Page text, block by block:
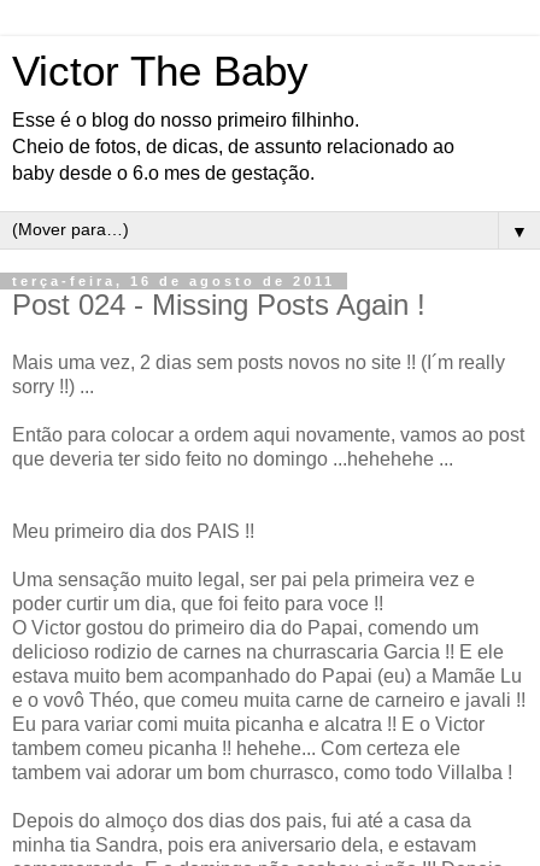
Victor The Baby
Esse é o blog do nosso primeiro filhinho.
Cheio de fotos, de dicas, de assunto relacionado ao
baby desde o 6.o mes de gestação.
▼
terça-feira, 16 de agosto de 2011
Post 024 - Missing Posts Again !
Mais uma vez, 2 dias sem posts novos no site !! (I´m really
sorry !!) ...
Então para colocar a ordem aqui novamente, vamos ao post
que deveria ter sido feito no domingo ...hehehehe ...
Meu primeiro dia dos PAIS !!
Uma sensação muito legal, ser pai pela primeira vez e
poder curtir um dia, que foi feito para voce !!
O Victor gostou do primeiro dia do Papai, comendo um
delicioso rodizio de carnes na churrascaria Garcia !! E ele
estava muito bem acompanhado do Papai (eu) a Mamãe Lu
e o vovô Théo, que comeu muita carne de carneiro e javali !!
Eu para variar comi muita picanha e alcatra !! E o Victor
tambem comeu picanha !! hehehe... Com certeza ele
tambem vai adorar um bom churrasco, como todo Villalba !
Depois do almoço dos dias dos pais, fui até a casa da
minha tia Sandra, pois era aniversario dela, e estavam